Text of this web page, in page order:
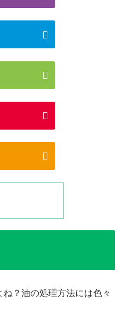
？油の処理方法には色々